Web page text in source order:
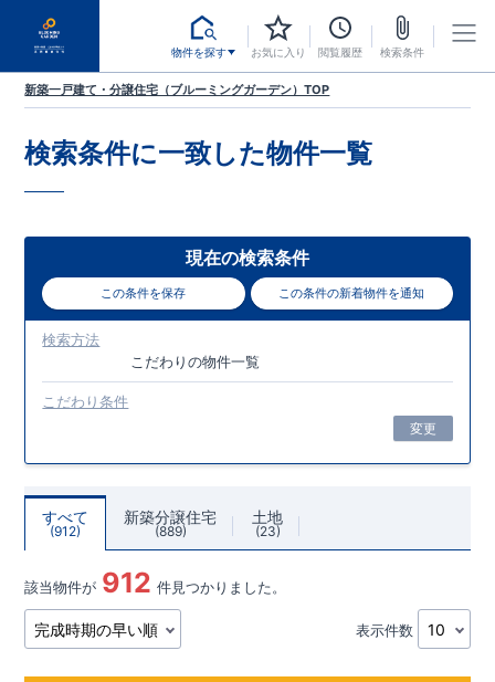
物件を探す お気に入り 閲覧履歴 検索条件
新築一戸建て・分譲住宅（ブルーミングガーデン）TOP
検索条件に一致した物件一覧
現在の検索条件
この条件を保存 この条件の新着物件を通知
検索方法
こだわりの物件一覧
こだわり条件
変更
すべて
912
新築分譲住宅
889
土地
23
該当物件が 912 件見つかりました。
表示件数